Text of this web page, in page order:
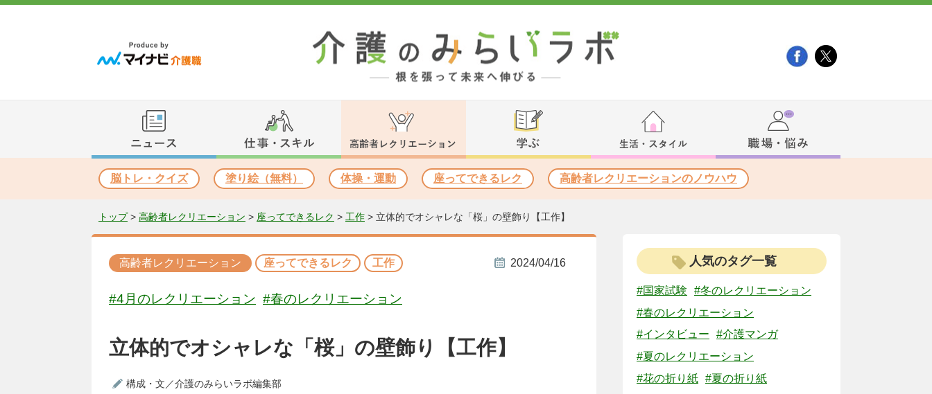
脳トレ・クイズ 塗り絵（無料） 体操・運動 座ってできるレク 高齢者レクリエーションのノウハウ
トップ> 高齢者レクリエーション > 座ってできるレク > 工作 > 立体的でオシャレな「桜」の壁飾り【工作】
高齢者レクリエーション 座ってできるレク 工作 2024/04/16
#4月のレクリエーション #春のレクリエーション
立体的でオシャレな「桜」の壁飾り【工作】
構成・文／介護のみらいラボ編集部
人気のタグ一覧
#国家試験
#冬のレクリエーション
#春のレクリエーション
#インタビュー
#介護マンガ
#夏のレクリエーション
#花の折り紙 #夏の折り紙